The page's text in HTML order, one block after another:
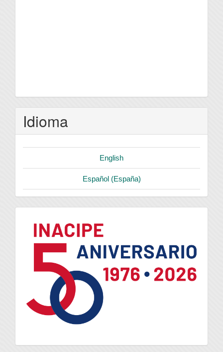
Idioma
English
Español (España)
logo